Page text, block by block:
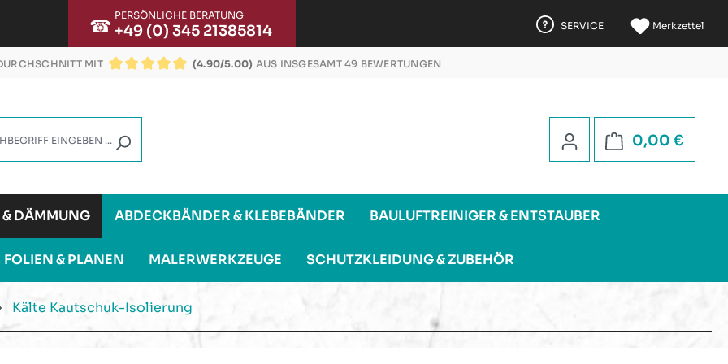
☎ PERSÖNLICHE BERATUNG
+49 (0) 345 21385814 SERVICE Merkzettel
MIT
(4.90/5.00) AUS INSGESAMT 49 BEWERTUNGEN
0,00 €
DÄMMUNG ABDECKBÄNDER & KLEBEBÄNDER BAULUFTREINIGER & ENTSTAUBER
FOLIEN & PLANEN MALERWERKZEUGE SCHUTZKLEIDUNG & ZUBEHÖR
Kälte Kautschuk-Isolierung